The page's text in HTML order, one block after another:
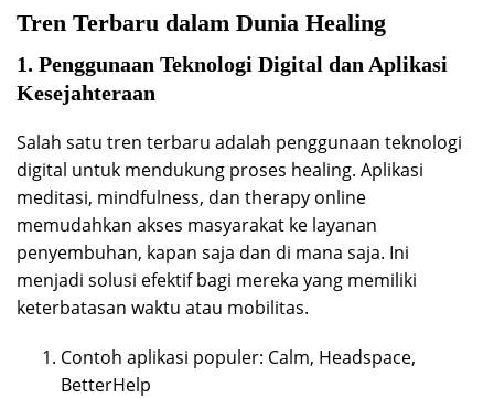
Tren Terbaru dalam Dunia Healing
1. Penggunaan Teknologi Digital dan Aplikasi
Kesejahteraan
Salah satu tren terbaru adalah penggunaan teknologi
digital untuk mendukung proses healing. Aplikasi
meditasi, mindfulness, dan therapy online
memudahkan akses masyarakat ke layanan
penyembuhan, kapan saja dan di mana saja. Ini
menjadi solusi efektif bagi mereka yang memiliki
keterbatasan waktu atau mobilitas.
Contoh aplikasi populer: Calm, Headspace,
BetterHelp